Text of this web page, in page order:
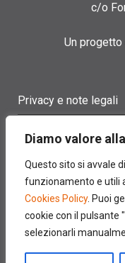
Diamo valore
Questo sito si avvale
funzionamento e utili
Cookies Policy. Puoi
cookie con il pulsante
selezionarli
c/o
Un progetto
Privacy e note legali
Cookie policy
Contatti